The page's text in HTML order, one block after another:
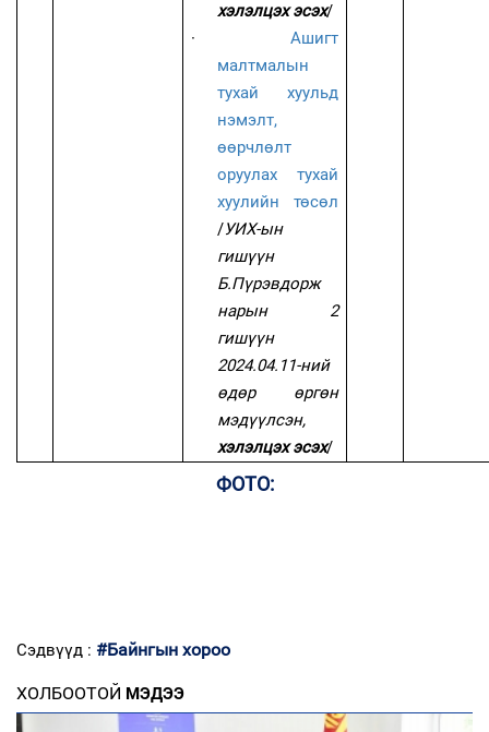
хэлэлцэх эсэх/
·
Ашигт
малтмалын
тухай хуульд
нэмэлт,
өөрчлөлт
оруулах тухай
хуулийн төсөл
/УИХ-ын
гишүүн
Б.Пүрэвдорж
нарын 2
гишүүн
2024.04.11-ний
өдөр өргөн
мэдүүлсэн,
хэлэлцэх эсэх/
ФОТО:
Сэдвүүд : #Байнгын хороо
ХОЛБООТОЙ МЭДЭЭ